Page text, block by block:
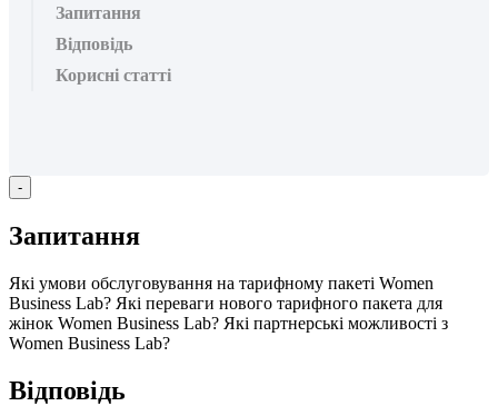
Запитання
Відповідь
Корисні статті
-
Запитання
Які умови обслуговування на тарифному пакеті Women
Business Lab? Які переваги нового тарифного пакета для
жінок Women Business Lab? Які партнерські можливості з
Women Business Lab?
Відповідь